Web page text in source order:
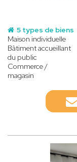
5 types de biens
Maison individuelle
Bâtiment accueillant
du public
Commerce /
magasin